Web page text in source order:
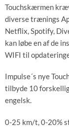
Touchskærmen
diverse trænings
Netflix, Spotify,
kan løbe en af de
WIFI til
Impulse´s nye
tilbyde 10
engelsk.
0-25 km/t, 0-20%